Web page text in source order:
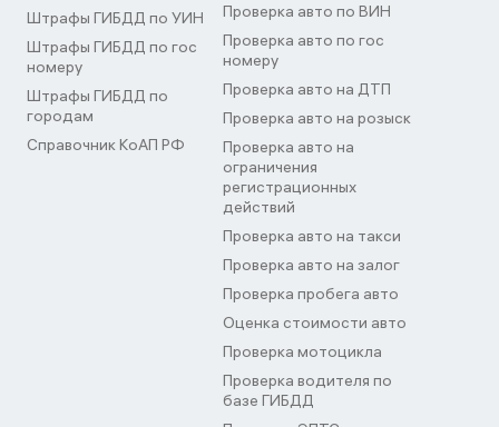
Штрафы ГИБДД по УИН
Штрафы ГИБДД по гос
номеру
Штрафы ГИБДД по
городам
Справочник КоАП РФ
Проверка авто по ВИН
Проверка авто по гос
номеру
Проверка авто на ДТП
Проверка авто на розыск
Проверка авто на
ограничения
регистрационных
действий
Проверка авто на такси
Проверка авто на залог
Проверка пробега авто
Оценка стоимости авто
Проверка мотоцикла
Проверка водителя по
базе ГИБДД